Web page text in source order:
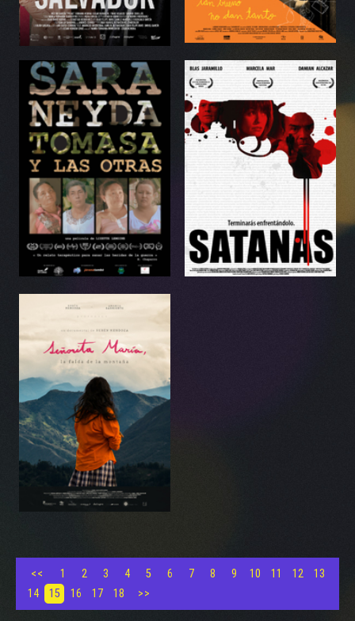
<< 1 2 3 4 5 6 7 8 9 10 11 12
13
14
15 16 17 18 >>